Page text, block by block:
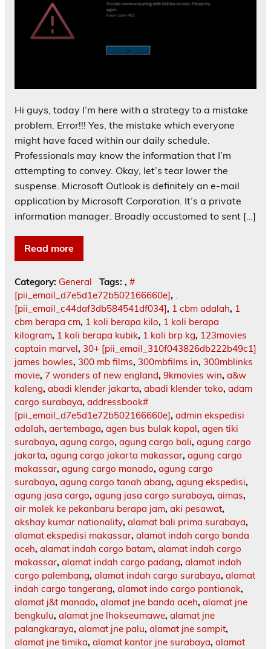
Hi guys, today I’m here with a strategy to a mistake
problem. Error!!! Yes, the mistake which everyone
might have faced within our daily schedule.
Professionals may know the information that I’m
attempting to convey. Okay, let’s tear lower the
suspense. Microsoft Outlook is definitely an e-mail
application by Microsoft Corporation. It’s a private
information manager. Broadly accustomed to sent […]
Read more
Category: General Tags: , #
[pii_email_d7e5d1e72b502166660e], .
[pii_email_c44daf3db584541df034], 1 cbm adalah, 1
cbm berapa cm, 1 koli berapa kilo, 1 koli berapa
kilogram, 1 koli berapa kubik, 1 koli brp kg, 123movies
captain marvel, 30+ [pii_email_310f043826db222b49c1]
james bowles, 300 mb films, 300mbfilms in, 300mblinks
movie, 7 wonders of new england, 9kmovies win, a&w
kaleng, abadi klender jakarta, abadi klender toko, adam
cargo surabaya, addressbook#
[pii_email_d7e5d1e72b502166660e], admin ekspedisi
adalah, aertembaga, agen bus bulak kapal, agen tiki
surabaya, agung cargo, agung cargo bali, agung cargo
jakarta, agung cargo jakarta makassar, agung cargo
makassar, agung cargo manado, agung cargo
surabaya, agung cargo tanah abang, agung ekspedisi,
agung jasa cargo, agung jasa cargo surabaya, aimas,
air molek ke pekanbaru berapa jam, aki pesawat,
akshay kumar nationality, alamat bali prima surabaya,
alamat ekspedisi makassar, alamat indah cargo banda
aceh, alamat indah cargo batam, alamat indah cargo
makassar, alamat indah cargo padang, alamat indah
cargo palembang, alamat indah cargo surabaya, alamat
indah cargo tangerang, alamat indo cargo pontianak,
alamat j&t manado, alamat jne banda aceh, alamat jne
bengkulu, alamat jne lhokseumawe, alamat jne
palangkaraya, alamat jne palu, alamat jne sampit,
alamat jne timika, alamat kantor jne surabaya, alamat